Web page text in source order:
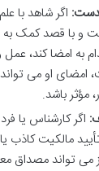
اگر شاهد با
و با قصد کمک به
به امضا کند،
امضای او می
مؤثر باشد.
اگر کارشناس یا
مالکیت کاذب
می تواند مصداق